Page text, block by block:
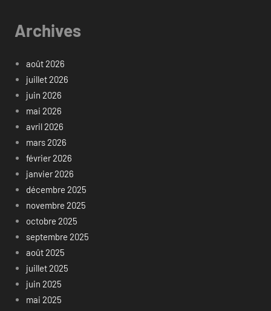
Archives
août 2026
juillet 2026
juin 2026
mai 2026
avril 2026
mars 2026
février 2026
janvier 2026
décembre 2025
novembre 2025
octobre 2025
septembre 2025
août 2025
juillet 2025
juin 2025
mai 2025